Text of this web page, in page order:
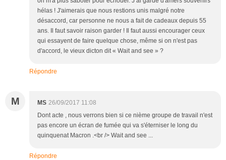
hélas ! J'aimerais que nous restions unis malgré notre
désaccord, car personne ne nous a fait de cadeaux depuis 55
ans. Il faut savoir raison garder ! Il faut aussi encourager ceux
qui essayent de faire quelque chose, même si on n'est pas
d'accord, le vieux dicton dit « Wait and see » ?
Répondre
M MS 26/09/2017 11:08
Dont acte , nous verrons bien si ce nième groupe de travail n'est
pas encore un écran de fumée qui va s'éterniser le long du
quinquenat Macron .<br /> Wait and see ...
Répondre